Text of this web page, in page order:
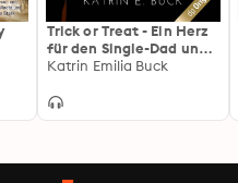
Trick or Treat - Ein Herz
für den Single-Dad und
CEO - Boss Love in
(Ungekürzt)
Katrin Emilia Buck